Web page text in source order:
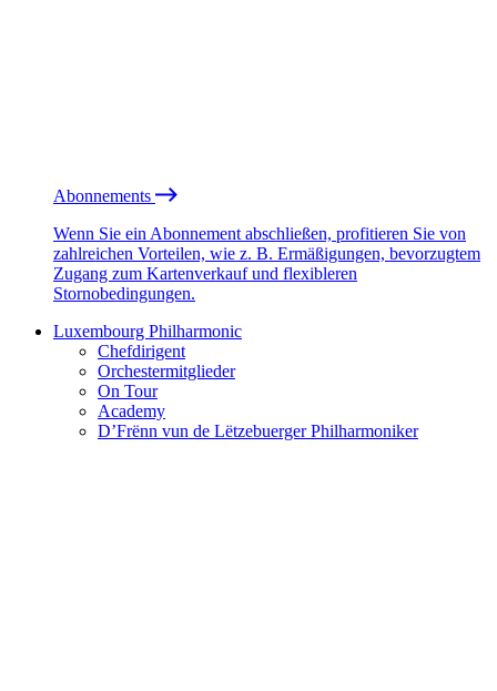
Abonnements
Wenn Sie ein Abonnement abschließen, profitieren Sie von
zahlreichen Vorteilen, wie z. B. Ermäßigungen, bevorzugtem
Zugang zum Kartenverkauf und flexibleren
Stornobedingungen.
Luxembourg Philharmonic
Chefdirigent
Orchestermitglieder
On Tour
Academy
D’Frënn vun de Lëtzebuerger Philharmoniker